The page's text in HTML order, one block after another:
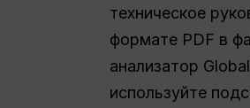
техническое
формате PDF в
анализатор
используйте